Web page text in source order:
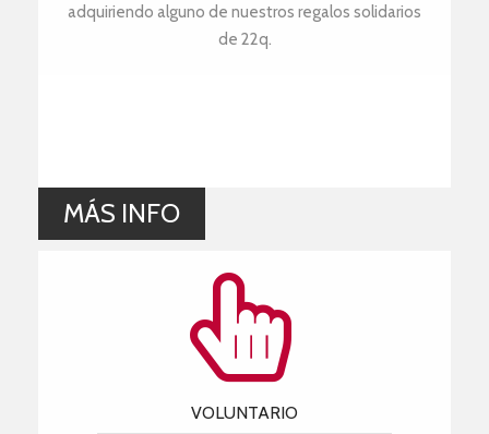
adquiriendo alguno de nuestros regalos solidarios
de 22q.
MÁS INFO
VOLUNTARIO